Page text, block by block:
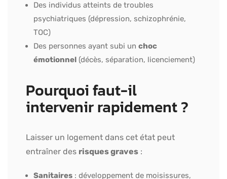
Des individus atteints de troubles
psychiatriques (dépression, schizophrénie,
TOC)
Des personnes ayant subi un choc
émotionnel (décès, séparation, licenciement)
Pourquoi faut-il
intervenir rapidement ?
Laisser un logement dans cet état peut
entraîner des risques graves :
Sanitaires : développement de moisissures,